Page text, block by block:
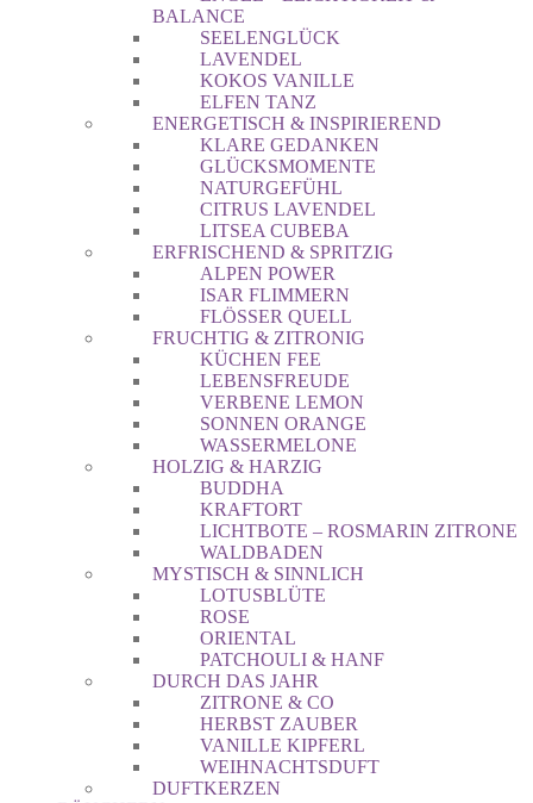
BALANCE
SEELENGLÜCK
LAVENDEL
KOKOS VANILLE
ELFEN TANZ
ENERGETISCH & INSPIRIEREND
KLARE GEDANKEN
GLÜCKSMOMENTE
NATURGEFÜHL
CITRUS LAVENDEL
LITSEA CUBEBA
ERFRISCHEND & SPRITZIG
ALPEN POWER
ISAR FLIMMERN
FLÖSSER QUELL
FRUCHTIG & ZITRONIG
KÜCHEN FEE
LEBENSFREUDE
VERBENE LEMON
SONNEN ORANGE
WASSERMELONE
HOLZIG & HARZIG
BUDDHA
KRAFTORT
LICHTBOTE – ROSMARIN ZITRONE
WALDBADEN
MYSTISCH & SINNLICH
LOTUSBLÜTE
ROSE
ORIENTAL
PATCHOULI & HANF
DURCH DAS JAHR
ZITRONE & CO
HERBST ZAUBER
VANILLE KIPFERL
WEIHNACHTSDUFT
DUFTKERZEN